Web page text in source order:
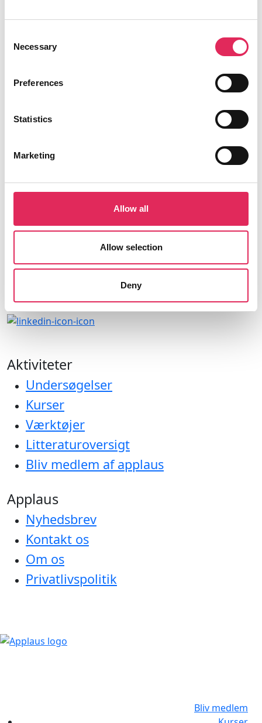
Selection
Necessary
Preferences
Statistics
Marketing
Allow all
Allow selection
Deny
med at udvikle deres publikumsstrategi i
for at kulturinstitutionerne får kvalificeret viden
publikumsudvikling.
Vartov
Farvergade 27, opgang D, 3. sal 1463
Aktiviteter
Undersøgelser
Kurser
Værktøjer
Litteraturoversigt
Bliv medlem af applaus
Applaus
Nyhedsbrev
Kontakt os
Om os
Privatlivspolitik
Bliv medlem